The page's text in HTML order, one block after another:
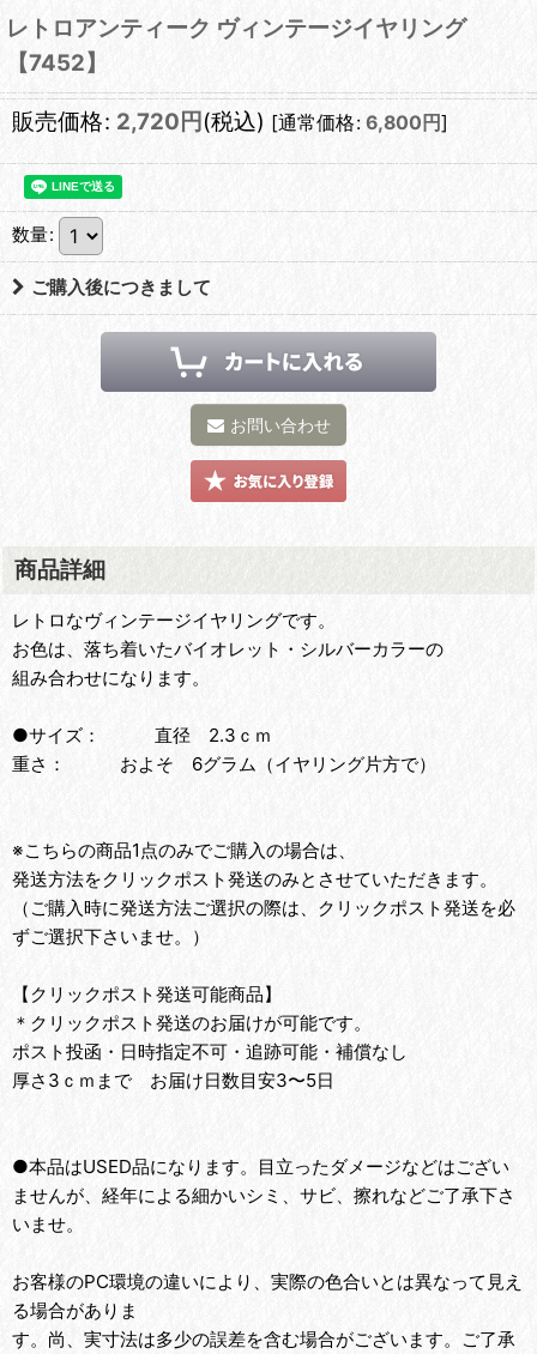
レトロアンティーク ヴィンテージイヤリング
【7452】
販売価格: 2,720 円 (税込) [通常価格: 6,800 円]
数量:
ご購入後につきまして
お問い合わせ
商品詳細
レトロなヴィンテージイヤリングです。
お色は、落ち着いたバイオレット・シルバーカラーの
組み合わせになります。
●サイズ： 直径 2.3ｃｍ
重さ： およそ 6グラム（イヤリング片方で）
※こちらの商品1点のみでご購入の場合は、
発送方法をクリックポスト発送のみとさせていただきます。
（ご購入時に発送方法ご選択の際は、クリックポスト発送を必
ずご選択下さいませ。）
【クリックポスト発送可能商品】
＊クリックポスト発送のお届けが可能です。
ポスト投函・日時指定不可・追跡可能・補償なし
厚さ3ｃｍまで お届け日数目安3〜5日
●本品はUSED品になります。目立ったダメージなどはござい
ませんが、経年による細かいシミ、サビ、擦れなどご了承下さ
いませ。
お客様のPC環境の違いにより、実際の色合いとは異なって見え
る場合がありま
す。尚、実寸法は多少の誤差を含む場合がございます。ご了承